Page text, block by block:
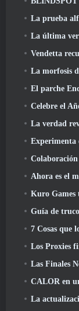
La prueba alfa
La última versión de
Vendetta recupera a Talon
La morfosis de la
El parche Endfield
Celebre el Año Nuevo Luna
La verdad
Experimenta el asalto al
Ahora es el momento de
Kuro Games
Guía de
7 Cosas que los
Los Proxies finalmente
Las Finales
CALOR en
La actualización de